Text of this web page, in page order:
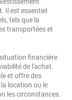
Il est essentiel
tels que la
transportées et
financière
de l'achat.
et offre des
location ou le
les circonstances.